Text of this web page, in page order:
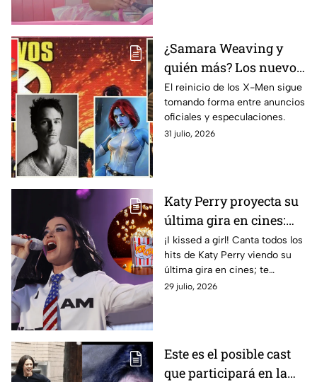
⁠¿Samara Weaving y
quién más? Los nuevos
actores de X-Men
confirmados y
rumoreados hasta el
momento
El reinicio de los X-Men sigue
tomando forma entre anuncios
oficiales y especulaciones.
31 julio, 2026
Katy Perry proyecta su
última gira en cines:
FECHAS de estreno en
México
¡I kissed a girl! Canta todos los
hits de Katy Perry viendo su
última gira en cines; te
contamos todos los detalles de
29 julio, 2026
Este es el posible cast
que participará en la